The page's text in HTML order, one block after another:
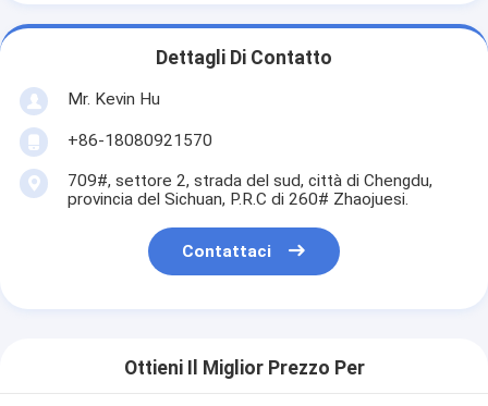
Dettagli Di Contatto
Mr. Kevin Hu
+86-18080921570
709#, settore 2, strada del sud, città di Chengdu,
provincia del Sichuan, P.R.C di 260# Zhaojuesi.
Contattaci
Ottieni Il Miglior Prezzo Per